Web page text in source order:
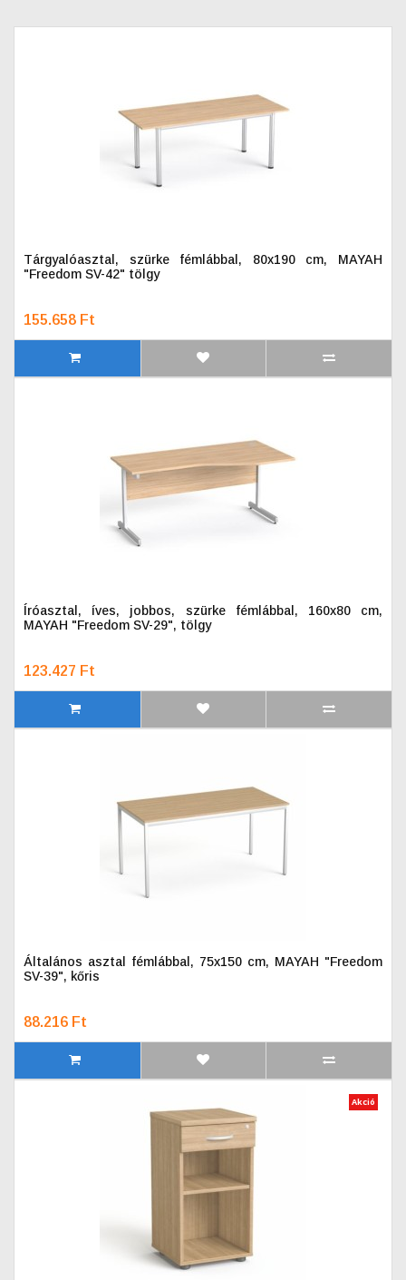
Tárgyalóasztal, szürke fémlábbal, 80x190 cm, MAYAH
"Freedom SV-42" tölgy
155.658 Ft
Íróasztal, íves, jobbos, szürke fémlábbal, 160x80 cm,
MAYAH "Freedom SV-29", tölgy
123.427 Ft
Általános asztal fémlábbal, 75x150 cm, MAYAH "Freedom
SV-39", kőris
88.216 Ft
Akció